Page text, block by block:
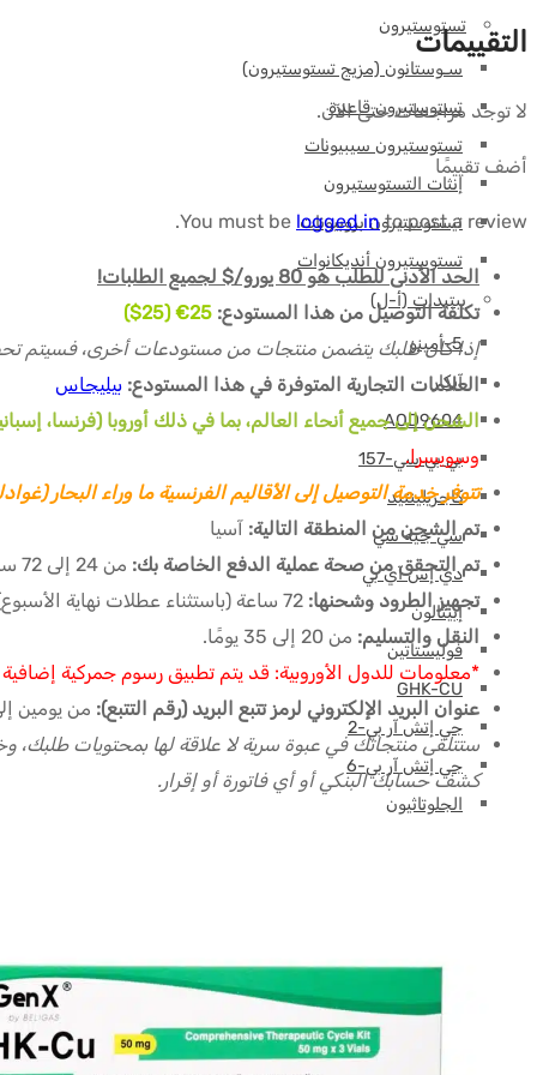
تستوستيرون
سـوستانون (مزيج تستوستيرون)
تستوستيرون قاعدة
تستوستيرون سيبيونات
إنثات التستوستيرون
تيستوستيرون بروبيونات
تستوستيرون أنديكانوات
ببتيدات (أ-ل)
5-أمينو
آيكار
AOD9604
بي بي سي-157
كاجريلينتيد
سي جيه سي
دي إس آي بي
إبيثالون
فوليستاتين
GHK-CU
جي إتش آر بي-2
جي إتش آر بي-6
الجلوتاثيون
ليف وكارنيتين (إل-كارنيتين)
bac
Beligas(international)
التقييمات
لا توجد مراجعات حتى الآن.
أضف تقييمًا
You must be logged into post a review.
الحد الأدنى للطلب هو 80 يورو/$ لجميع الطلبات!
تكلفة التوصيل من هذا المستودع: 25€ (25$)
إذا كان طلبك يتضمن منتجات من مستودعات أخرى، فسيتم
العلامات التجارية المتوفرة في هذا المستودع: بيليجاس
الشحن إلى جميع أنحاء العالم، بما في ذلك أوروبا (فرنسا،
وسويسرا.
تتوفر خدمة التوصيل إلى الأقاليم الفرنسية ما وراء البحار
تم الشحن من المنطقة التالية: آسيا
تم التحقق من صحة عملية الدفع الخاصة بك: من 24 إلى 72 ساعة (باستثناء عطلات نهاية الأسبوع) بعد إرسال إثبات الدفع الخاص بك.
تجهيز الطرود وشحنها: 72 ساعة (باستثناء عطلات نهاية الأسبوع) بعد التحقق من صحة دفعتك.
النقل والتسليم: من 20 إلى 35 يومًا.
*معلومات للدول الأوروبية: قد يتم تطبيق رسوم جمركية إضافية بقيمة 10 أو
عنوان البريد الإلكتروني لرمز تتبع البريد (رقم التتبع): من يومين
كشف حسابك البنكي أو أي فاتورة أو إقرار.